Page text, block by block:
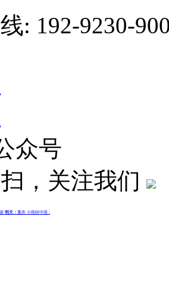
: 192-9230-
众号
，关注我们